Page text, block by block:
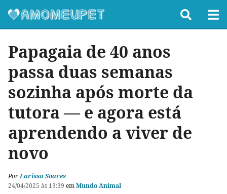
Papagaia de 40 anos
passa duas semanas
sozinha após morte da
tutora — e agora está
aprendendo a viver de
novo
PorLarissa Soares
24/04/2025 às 13:39 emMundo Animal